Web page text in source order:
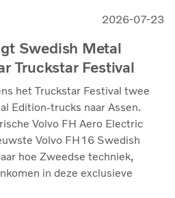
2026-07-23
Swedish Metal
Truckstar Festival
het Truckstar Festival twee
Edition-trucks naar Assen.
Volvo FH Aero Electric
Volvo FH16 Swedish
hoe Zweedse techniek,
in deze exclusieve